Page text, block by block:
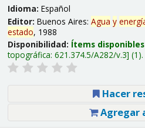
Idioma: Español
Editor: Buenos Aires: Agua y
estado, 1988
Disponibilidad: Ítems
topográfica: 621.374.5/A282/v.3 (1).
Hacer
Agregar